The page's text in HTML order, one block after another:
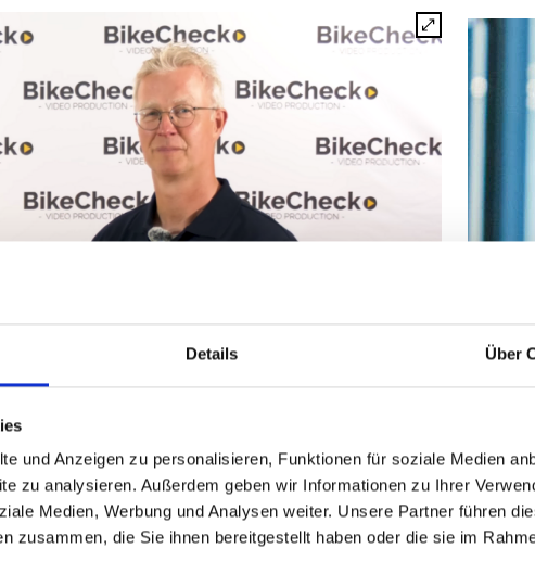
Details Über
und Anzeigen zu personalisieren, Funktionen für soziale Medien
zu analysieren. Außerdem geben wir Informationen zu Ihrer
Medien, Werbung und Analysen weiter. Unsere Partner führen
zusammen, die Sie ihnen bereitgestellt haben oder die sie im